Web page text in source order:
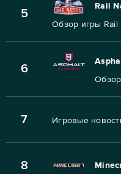
5
Rail
Обзор игры Rail
6
7 Игровые
8